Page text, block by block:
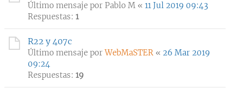
Último mensaje por Pablo M « 11 Jul 2019 09:43
Respuestas: 1
R22 y 407c
Último mensaje porWebMaSTER « 26 Mar 2019
09:24
Respuestas: 19